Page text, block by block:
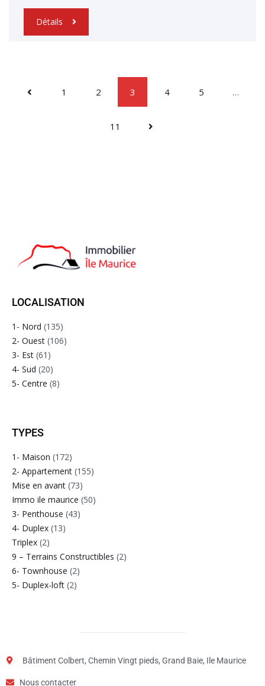
Détails
1 2 3 4 5 …
11
LOCALISATION
1- Nord (135)
2- Ouest (106)
3- Est (61)
4- Sud (20)
5- Centre (8)
TYPES
1- Maison (172)
2- Appartement (155)
Mise en avant (73)
Immo ile maurice (50)
3- Penthouse (43)
4- Duplex (13)
Triplex (2)
9 – Terrains Constructibles (2)
6- Townhouse (2)
5- Duplex-loft (2)
Bâtiment Colbert, Chemin Vingt pieds, Grand Baie, Ile Maurice
Nous contacter